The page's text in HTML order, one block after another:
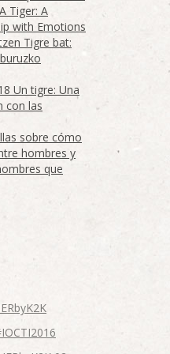
Tiger: A
with Emotions
Tigre bat:
Un tigre: Una
con las
sobre cómo
hombres y
que